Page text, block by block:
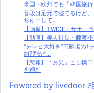
米国・欧州でも「韓国旅
普段は足元で寝てるけど
ちゅーして...
【画像】TWICE・サナ、
【動画】美人社長・藤渡
“テレビ大好き”高齢者の｢
約7割が”...
【悲報】「お兄」こと橋
を頼む
Powered by livedoor